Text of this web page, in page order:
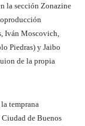
la sección Zonazine
Iván Moscovich,
Piedras) y Jaibo
de la propia
temprana
de Buenos